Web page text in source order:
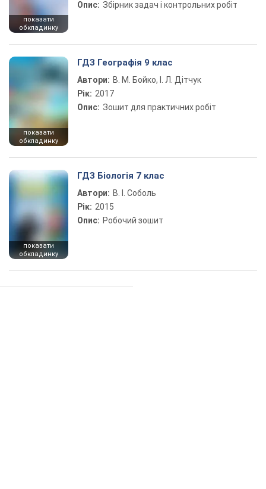
показати
обкладинку
Опис: Збірник задач і контрольних робіт
показати
обкладинку
ГДЗ Географія 9 клас
Автори: В. М. Бойко, І. Л. Дітчук
Рік: 2017
Опис: Зошит для практичних робіт
показати
обкладинку
ГДЗ Біологія 7 клас
Автори: В. І. Соболь
Рік: 2015
Опис: Робочий зошит